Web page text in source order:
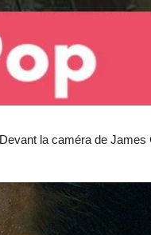
la caméra de James